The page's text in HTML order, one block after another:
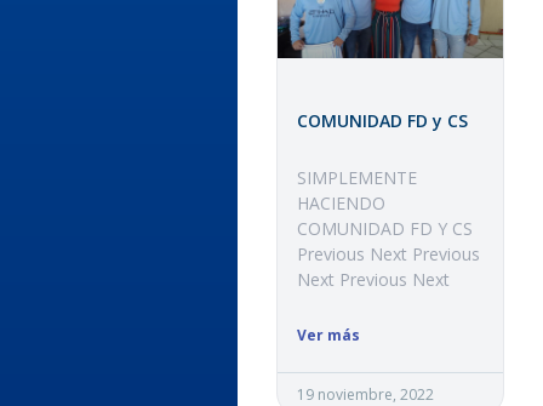
COMUNIDAD FD y CS
SIMPLEMENTE
HACIENDO
COMUNIDAD FD Y CS
Previous Next Previous
Next Previous Next
Ver más
19 noviembre, 2022